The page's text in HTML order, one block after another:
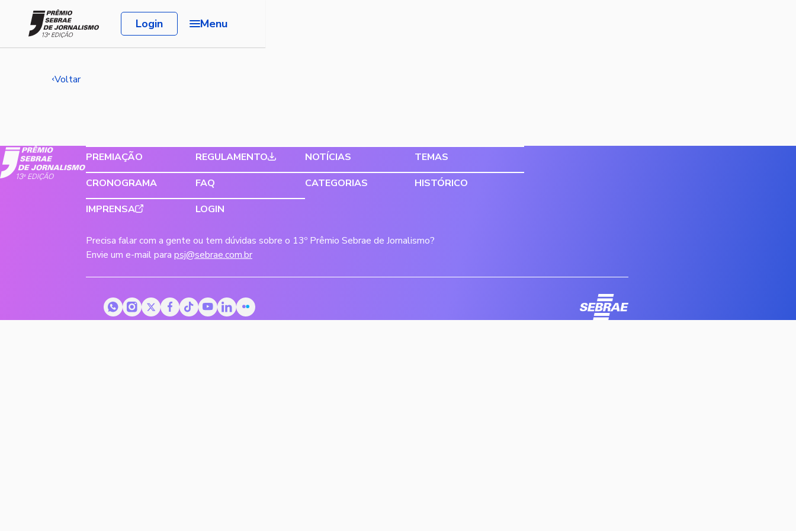
Login Menu
Voltar
PREMIAÇÃO REGULAMENTO NOTÍCIAS
TEMAS
CRONOGRAMA
FAQ CATEGORIAS
HISTÓRICO
IMPRENSA
LOGIN
Precisa falar com a gente ou tem dúvidas sobre o 13º Prêmio Sebrae de Jornalismo?
Envie um e-mail para psj@sebrae.com.br